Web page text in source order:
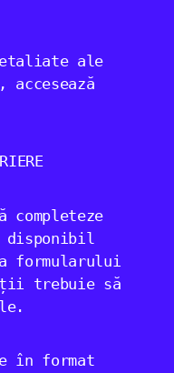
ale
disponibil
formularului
trebuie să
în format